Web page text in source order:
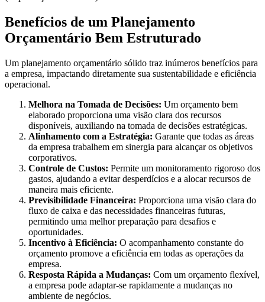
Benefícios de um Planejamento
Orçamentário Bem Estruturado
Um planejamento orçamentário sólido traz inúmeros benefícios para
a empresa, impactando diretamente sua sustentabilidade e eficiência
operacional.
Melhora na Tomada de Decisões: Um orçamento bem
elaborado proporciona uma visão clara dos recursos
disponíveis, auxiliando na tomada de decisões estratégicas.
Alinhamento com a Estratégia: Garante que todas as áreas
da empresa trabalhem em sinergia para alcançar os objetivos
corporativos.
Controle de Custos: Permite um monitoramento rigoroso dos
gastos, ajudando a evitar desperdícios e a alocar recursos de
maneira mais eficiente.
Previsibilidade Financeira: Proporciona uma visão clara do
fluxo de caixa e das necessidades financeiras futuras,
permitindo uma melhor preparação para desafios e
oportunidades.
Incentivo à Eficiência: O acompanhamento constante do
orçamento promove a eficiência em todas as operações da
empresa.
Resposta Rápida a Mudanças: Com um orçamento flexível,
a empresa pode adaptar-se rapidamente a mudanças no
ambiente de negócios.